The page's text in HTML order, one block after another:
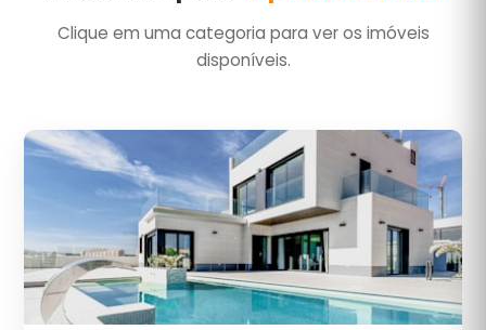
Clique em uma categoria para ver os imóveis
disponíveis.